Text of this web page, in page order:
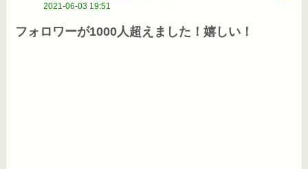
2021-06-03 19:51
フォロワーが1000人超えました！嬉しい！